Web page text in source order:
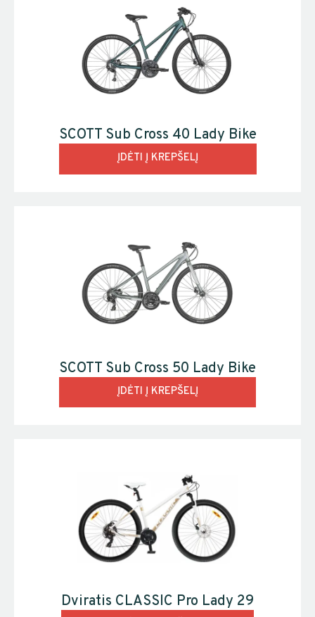
SCOTT Sub Cross 40 Lady Bike
ĮDĖTI Į KREPŠELĮ
SCOTT Sub Cross 50 Lady Bike
ĮDĖTI Į KREPŠELĮ
Dviratis CLASSIC Pro Lady 29